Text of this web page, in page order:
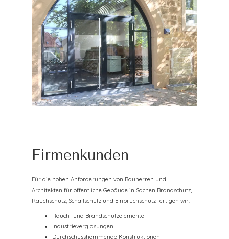
Firmenkunden
Für die hohen Anforderungen von Bauherren und
Architekten für öffentliche Gebäude in Sachen Brandschutz,
Rauchschutz, Schallschutz und Einbruchschutz fertigen wir:
Rauch- und Brandschutzelemente
Industrieverglasungen
Durchschusshemmende Konstruktionen